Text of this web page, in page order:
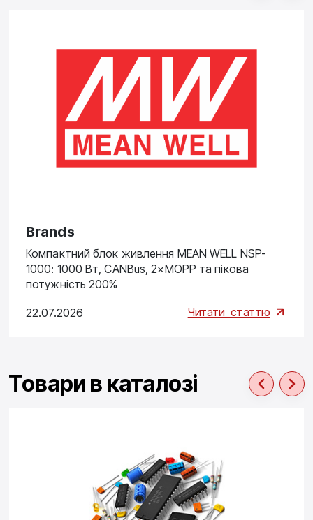
Brands
Компактний блок живлення MEAN WELL NSP-
1000: 1000 Вт, CANBus, 2×MOPP та пікова
потужність 200%
22.07.2026 Читати статтю
Товари в каталозі